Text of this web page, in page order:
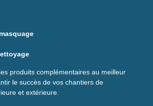
:
parfait pour des environnements
et pratique, même en déplacement.
: sauvegarde jusqu’à 99 mesures,
vos travaux.
produits complémentaires au meilleur
le succès de vos chantiers de
et extérieure.